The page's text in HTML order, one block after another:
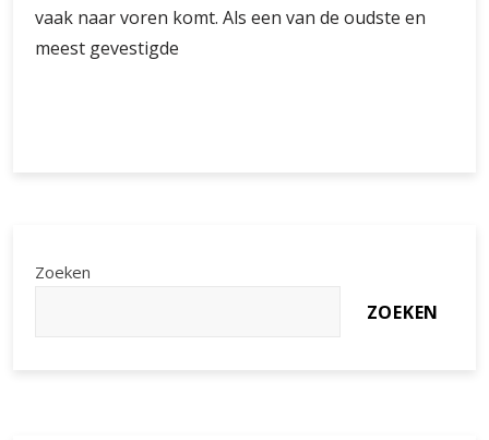
vaak naar voren komt. Als een van de oudste en
meest gevestigde
Zoeken
ZOEKEN